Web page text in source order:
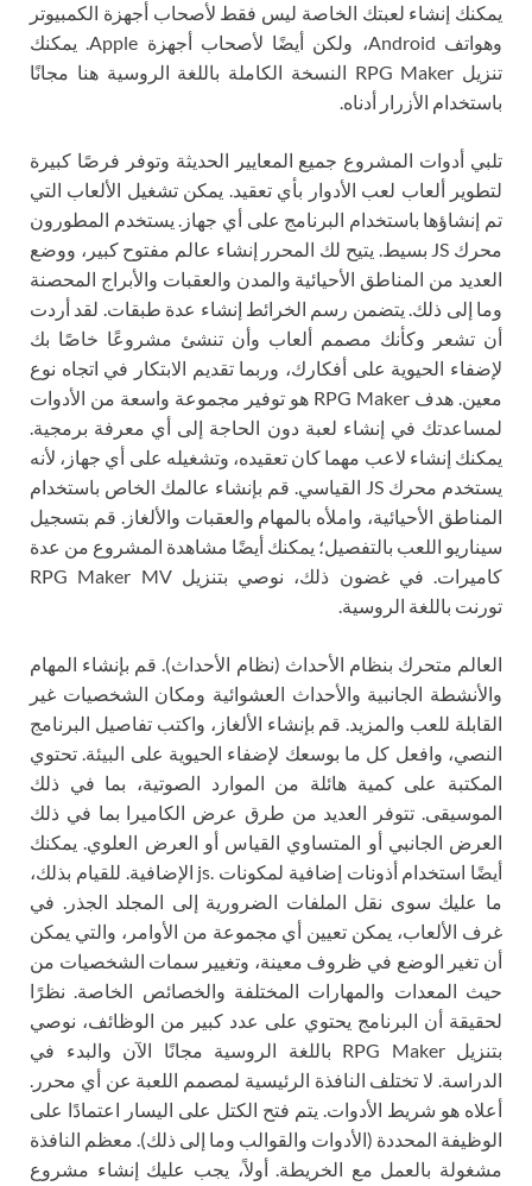
يمكنك إنشاء لعبتك الخاصة ليس فقط لأصحاب أجهزة الكمبيوتر
وهواتف Android، ولكن أيضًا لأصحاب أجهزة Apple. يمكنك
تنزيل RPG Maker النسخة الكاملة باللغة الروسية هنا مجانًا
باستخدام الأزرار أدناه.
تلبي أدوات المشروع جميع المعايير الحديثة وتوفر فرصًا كبيرة
لتطوير ألعاب لعب الأدوار بأي تعقيد. يمكن تشغيل الألعاب التي
تم إنشاؤها باستخدام البرنامج على أي جهاز. يستخدم المطورون
محرك JS بسيط. يتيح لك المحرر إنشاء عالم مفتوح كبير، ووضع
العديد من المناطق الأحيائية والمدن والعقبات والأبراج المحصنة
وما إلى ذلك. يتضمن رسم الخرائط إنشاء عدة طبقات. لقد أردت
أن تشعر وكأنك مصمم ألعاب وأن تنشئ مشروعًا خاصًا بك
لإضفاء الحيوية على أفكارك، وربما تقديم الابتكار في اتجاه نوع
معين. هدف RPG Maker هو توفير مجموعة واسعة من الأدوات
لمساعدتك في إنشاء لعبة دون الحاجة إلى أي معرفة برمجية.
يمكنك إنشاء لاعب مهما كان تعقيده، وتشغيله على أي جهاز، لأنه
يستخدم محرك JS القياسي. قم بإنشاء عالمك الخاص باستخدام
المناطق الأحيائية، واملأه بالمهام والعقبات والألغاز. قم بتسجيل
سيناريو اللعب بالتفصيل؛ يمكنك أيضًا مشاهدة المشروع من عدة
كاميرات. في غضون ذلك، نوصي بتنزيل RPG Maker MV
تورنت باللغة الروسية.
العالم متحرك بنظام الأحداث (نظام الأحداث). قم بإنشاء المهام
والأنشطة الجانبية والأحداث العشوائية ومكان الشخصيات غير
القابلة للعب والمزيد. قم بإنشاء الألغاز، واكتب تفاصيل البرنامج
النصي، وافعل كل ما بوسعك لإضفاء الحيوية على البيئة. تحتوي
المكتبة على كمية هائلة من الموارد الصوتية، بما في ذلك
الموسيقى. تتوفر العديد من طرق عرض الكاميرا بما في ذلك
العرض الجانبي أو المتساوي القياس أو العرض العلوي. يمكنك
أيضًا استخدام أذونات إضافية لمكونات .js الإضافية. للقيام بذلك،
ما عليك سوى نقل الملفات الضرورية إلى المجلد الجذر. في
غرف الألعاب، يمكن تعيين أي مجموعة من الأوامر، والتي يمكن
أن تغير الوضع في ظروف معينة، وتغيير سمات الشخصيات من
حيث المعدات والمهارات المختلفة والخصائص الخاصة. نظرًا
لحقيقة أن البرنامج يحتوي على عدد كبير من الوظائف، نوصي
بتنزيل RPG Maker باللغة الروسية مجانًا الآن والبدء في
الدراسة. لا تختلف النافذة الرئيسية لمصمم اللعبة عن أي محرر.
أعلاه هو شريط الأدوات. يتم فتح الكتل على اليسار اعتمادًا على
الوظيفة المحددة (الأدوات والقوالب وما إلى ذلك). معظم النافذة
مشغولة بالعمل مع الخريطة. أولاً، يجب عليك إنشاء مشروع